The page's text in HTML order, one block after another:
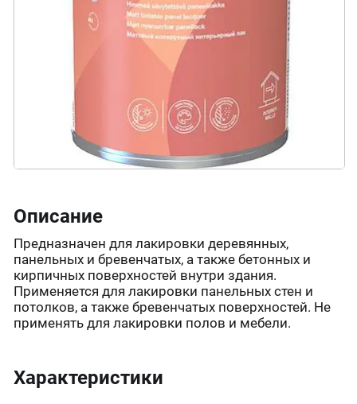
Описание
Предназначен для лакировки деревянных,
панельных и бревенчатых, а также бетонных и
кирпичных поверхностей внутри здания.
Применяется для лакировки панельных стен и
потолков, а также бревенчатых поверхностей. Не
применять для лакировки полов и мебели.
Характеристики